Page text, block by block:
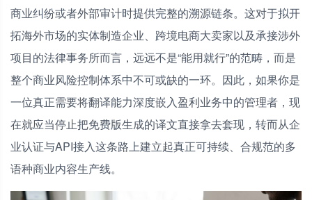
商业纠纷或者外部审计时提供完整的溯源链条。这对于拟开
拓海外市场的实体制造企业、跨境电商大卖家以及承接涉外
项目的法律事务所而言，远远不是“能用就行”的范畴，而是
整个商业风险控制体系中不可或缺的一环。因此，如果你是
一位真正需要将翻译能力深度嵌入盈利业务中的管理者，现
在就应当停止把免费版生成的译文直接拿去套现，转而从企
业认证与API接入这条路上建立起真正可持续、合规范的多
语种商业内容生产线。